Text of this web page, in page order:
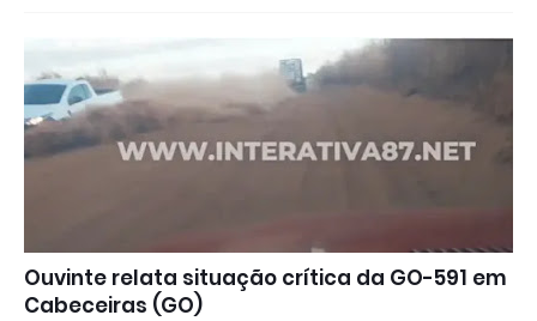
Ouvinte relata situação crítica da GO-591 em
Cabeceiras (GO)